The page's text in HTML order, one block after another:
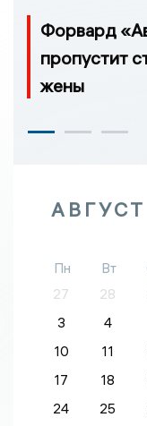
Форвард
пропустит
жены
АВГУСТ
Пн Вт
27
28
3
4
10
11
17
18
24
25